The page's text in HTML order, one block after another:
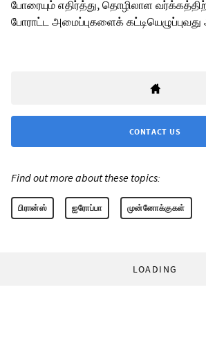
போரையும் எதிர்த்து, தொழிலாள
போராட்ட அமைப்புகளைக்
CONTACT US
Find out more about these topics:
பிரான்ஸ் ஐரோப்பா முன்னோக்குகள்
LOADING